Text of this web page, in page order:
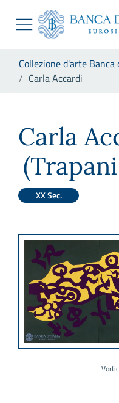
Skip to Main Content
Vai al sito istituzionale
Vai al menu di
Vai alla ricerca
Vai al footer
Collezione d'arte Banca
Carla Accardi
Carla
XX Sec.